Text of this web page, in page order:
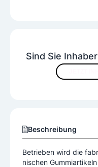
Sind Sie
Beschreibung
Betrieben wird die
nischen